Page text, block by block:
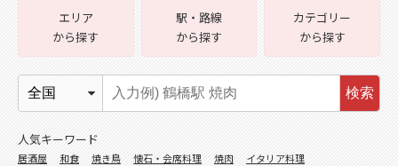
エリア
から探す
駅・路線
から探す
カテゴリー
から探す
検索
人気キーワード
居酒屋 和食 焼き鳥 懐石・会席料理 焼肉
イタリア料理